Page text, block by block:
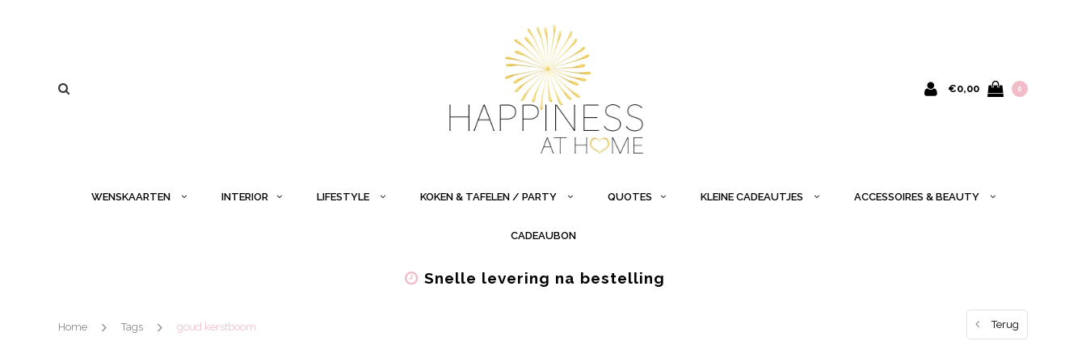
€0,00 0
WENSKAARTEN INTERIOR LIFESTYLE KOKEN & TAFELEN / PARTY QUOTES KLEINE CADEAUTJES ACCESSOIRES & BEAUTY
CADEAUBON
Snelle levering na bestelling
Home Tags goud kerstboom Terug